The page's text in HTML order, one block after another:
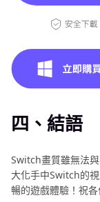
四、結語
Switch畫質雖無法
大化手中Switch的
暢的遊戲體驗！祝各